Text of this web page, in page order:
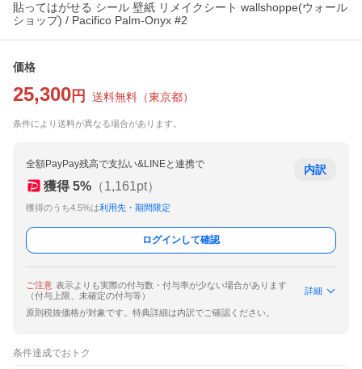
貼ってはがせる シール 壁紙 リメイクシート wallshoppe(ウォール
ショップ) / Pacifico Palm-Onyx #2
価格
25,300 円 送料無料 （東京都）
条件により送料が異なる場合があります。
全額PayPay残高で支払い&LINEと連携で
獲得 5% （1,161pt）
獲得のうち4.5%は利用先・期間限定
内訳
ログインして確認
ご注意 表示よりも実際の付与数・付与率が少ない場合があります
（付与上限、未確定の付与等）
詳細
原則税抜価格が対象です。特典詳細は内訳でご確認ください。
条件達成でおトク